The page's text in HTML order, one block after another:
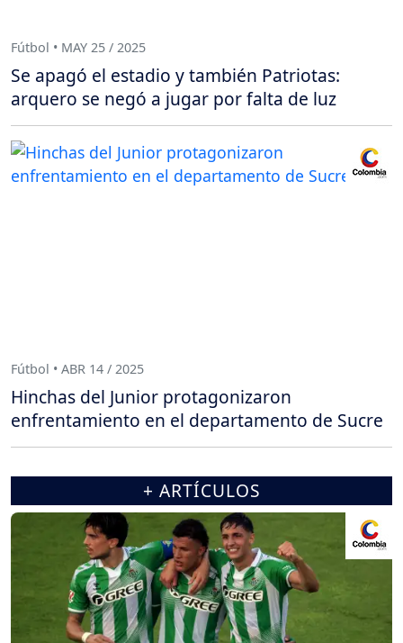
Fútbol • MAY 25 / 2025
Se apagó el estadio y también Patriotas:
arquero se negó a jugar por falta de luz
Fútbol • ABR 14 / 2025
Hinchas del Junior protagonizaron
enfrentamiento en el departamento de Sucre
+ ARTÍCULOS